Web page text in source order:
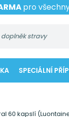
pro
SPECIÁLNÍ
60 kapslí